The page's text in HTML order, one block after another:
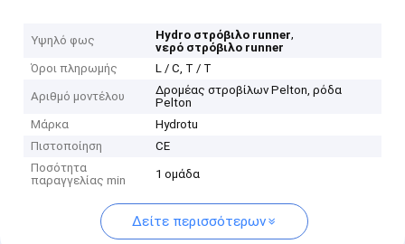
Υψηλό φως Hydro στρόβιλο runner,
νερό στρόβιλο runner
Όροι πληρωμής
L / C, T / T
Αριθμό μοντέλου
Δρομέας στροβίλων Pelton, ρόδα
Pelton
Μάρκα
Hydrotu
Πιστοποίηση
CE
Ποσότητα
παραγγελίας min
1 ομάδα
Δείτε περισσότερων